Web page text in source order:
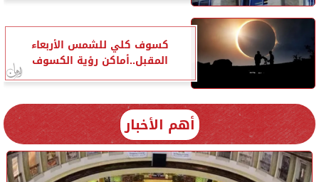
كسوف كلي للشمس الأربعاء
المقبل..أماكن رؤية الكسوف
أهم الأخبار